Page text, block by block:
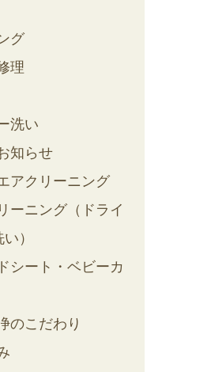
グ
理
洗い
知らせ
アクリーニング
ーニング（ドライ
）
シート・ベビーカ
のこだわり